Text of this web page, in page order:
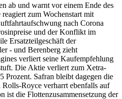
ab und warnt vor einem Ende des
zum Wochenstart mit
nach Corona
und der Konflikt im
Ersatzteilgeschäft der
- und Berenberg zieht
verliert seine Kaufempfehlung
Die Aktie verliert zum Xetra-
Prozent. Safran bleibt dagegen die
Royce verharrt ebenfalls auf
ist die Flottenzusammensetzung der